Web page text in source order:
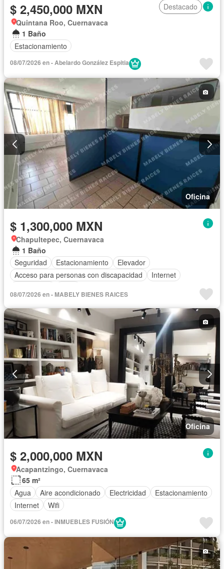
$ 2,450,000 MXN
Destacado
Quintana Roo, Cuernavaca
1 Baño
Estacionamiento
08/07/2026 en - Abelardo González Espitia
Oficina
$ 1,300,000 MXN
Chapultepec, Cuernavaca
1 Baño
Seguridad
Estacionamiento
Elevador
Acceso para personas con discapacidad
Internet
08/07/2026 en - MABELY BIENES RAICES
Oficina
$ 2,000,000 MXN
Acapantzingo, Cuernavaca
65 m²
Agua
Aire acondicionado Electricidad
Estacionamiento
Internet
Wifi
06/07/2026 en - INMUEBLES FUSIÓN